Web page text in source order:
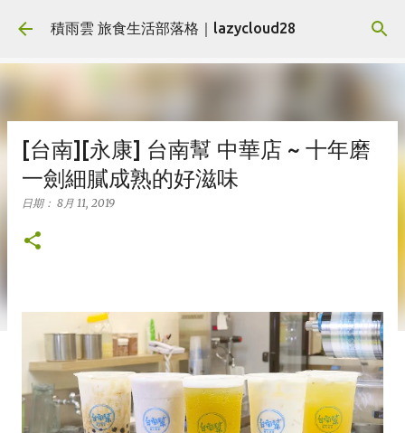
跳到主要內容
積雨雲 旅食生活部落格｜lazycloud28
[台南][永康] 台南幫 中華店 ~ 十年磨
一劍細膩成熟的好滋味
日期： 8月 11, 2019